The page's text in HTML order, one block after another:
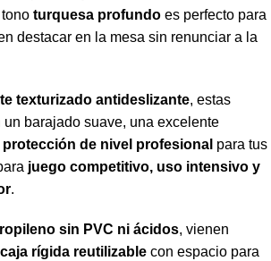
turquesa profundo es perfecto para
destacar en la mesa sin renunciar a la
texturizado antideslizante, estas
barajado suave, una excelente
protección de nivel profesional para tus
juego competitivo, uso intensivo y
.
sin PVC ni ácidos, vienen
caja rígida reutilizable con espacio para